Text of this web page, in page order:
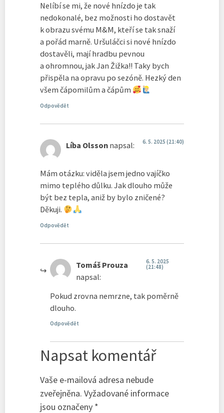
Nelíbí se mi, že nové hnízdo je tak
nedokonalé, bez možnosti ho dostavět
k obrazu svému M&M, kteří se tak snaží
a pořád marně. Uršuláčci si nové hnízdo
dostavěli, mají hradbu pevnou
a ohromnou, jak Jan Žižka!! Taky bych
přispěla na opravu po sezóně. Hezký den
všem čápomilům a čápům
Odpovědět
Líba Olsson napsal: 6. 5. 2025 (21:40)
Mám otázku: viděla jsem jedno vajíčko
mimo teplého důlku. Jak dlouho může
být bez tepla, aniž by bylo zničené?
Děkuji.
Odpovědět
Tomáš Prouza
napsal:
6. 5. 2025
(21:48)
Pokud zrovna nemrzne, tak poměrně
dlouho.
Odpovědět
Napsat komentář
Vaše e-mailová adresa nebude
zveřejněna. Vyžadované informace
jsou označeny *